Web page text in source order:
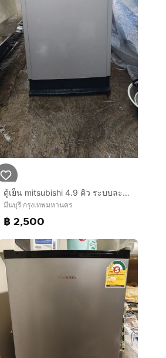
ตู้เย็น mitsubishi 4.9 คิว ระบบละลายน้ำแข็งอัตโนมัติ
มีนบุรี กรุงเทพมหานคร
฿ 2,500